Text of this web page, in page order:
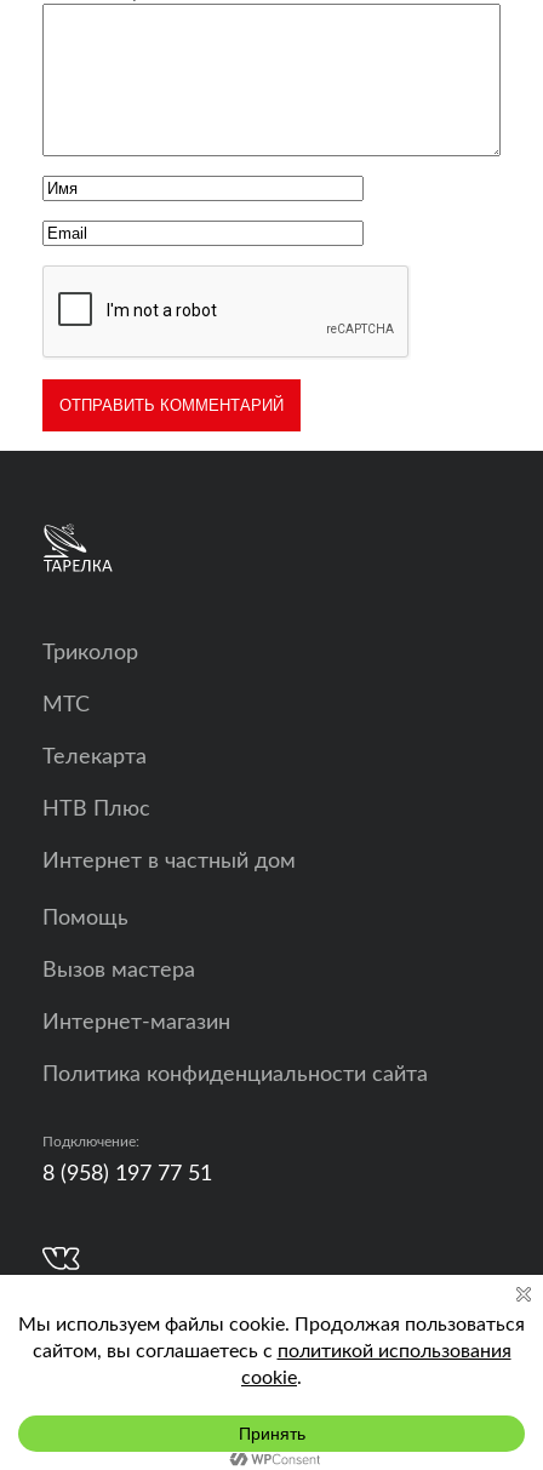
Подключить
Триколор
МТС
Телекарта
НТВ Плюс
Интернет в частный дом
Помощь
Вызов мастера
Интернет-магазин
Политика конфиденциальности сайта
Подключение:
8 (958) 197 77 51
Кислород